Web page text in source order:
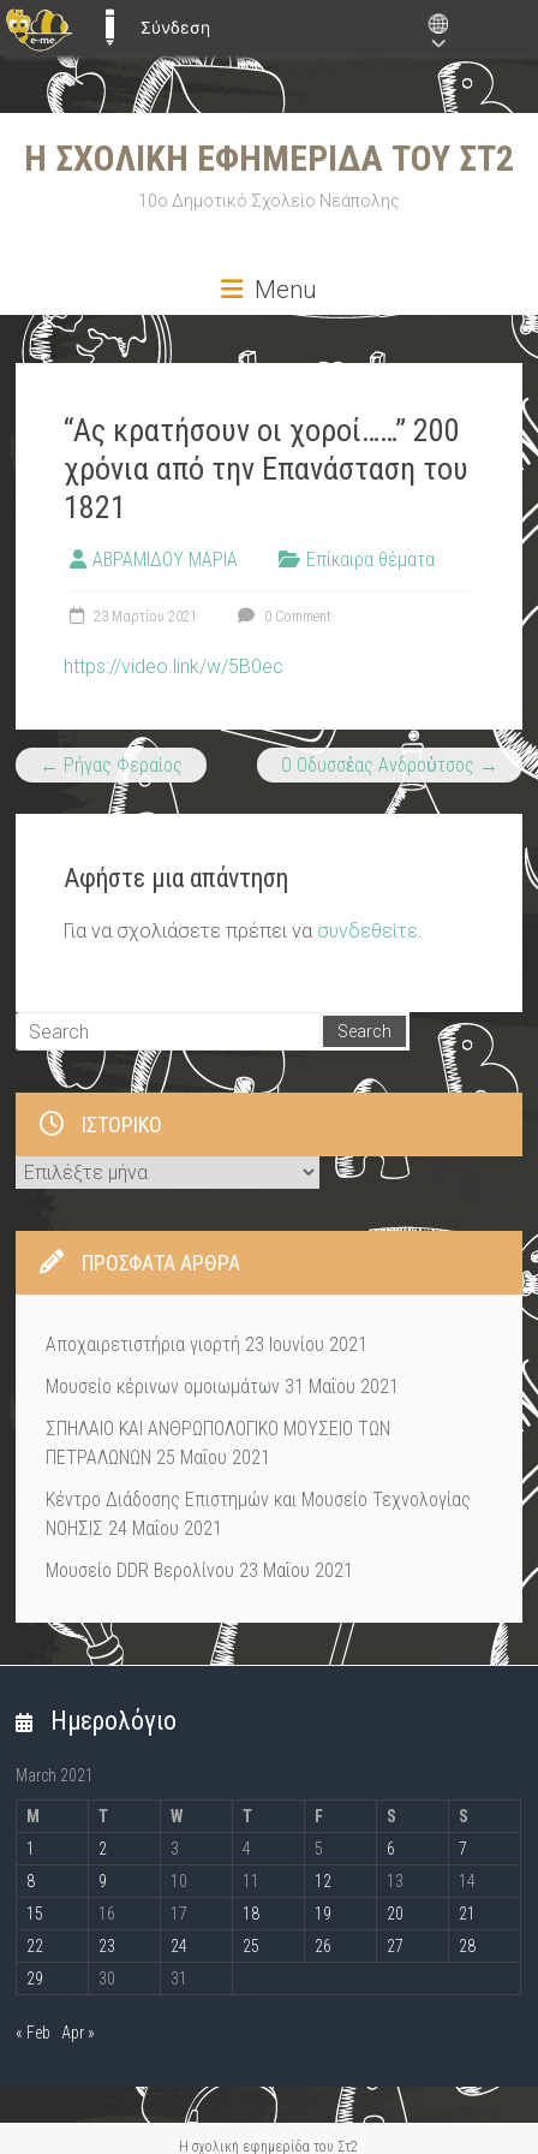
E-ME BLOGS
Σύνδεση
contentΗ ΣΧΟΛΙΚΉ ΕΦΗΜΕΡΊΔΑ ΤΟΥ ΣΤ2
10ο Δημοτικό Σχολείο Νεάπολης
Menu
“Ας κρατήσουν οι χοροί……” 200
χρόνια από την Επανάσταση του
1821
ΑΒΡΑΜΙΔΟΥ ΜΑΡΙΑ Επίκαιρα θέματα
23 Μαρτίου 2021 0 Comment
https://video.link/w/5B0ec
← Ρήγας Φεραίος Ο Οδυσσἐας Ανδροὐτσος →
Αφήστε μια απάντηση
Για να σχολιάσετε πρέπει να συνδεθείτε.
ΙΣΤΟΡΙΚΌ
Ιστορικό
ΠΡΌΣΦΑΤΑ ΆΡΘΡΑ
Αποχαιρετιστήρια γιορτή 23 Ιουνίου 2021
Μουσείο κέρινων ομοιωμάτων 31 Μαΐου 2021
ΣΠΗΛΑΙΟ ΚΑΙ ΑΝΘΡΩΠΟΛΟΓΙΚΟ ΜΟΥΣΕΙΟ ΤΩΝ
ΠΕΤΡΑΛΩΝΩΝ 25 Μαΐου 2021
Κέντρο Διάδοσης Επιστημών και Μουσείο Τεχνολογίας
ΝΟΗΣΙΣ 24 Μαΐου 2021
Μουσείο DDR Βερολίνου 23 Μαΐου 2021
Ημερολόγιο
March 2021
M T W T F S
S
1
2 3 4 5 6
7
8
9 10 11 12 13
14
15
16 17 18 19 20
21
22
23 24 25 26 27
28
29
30 31
« Feb Apr »
Η σχολική εφημερίδα του Στ2